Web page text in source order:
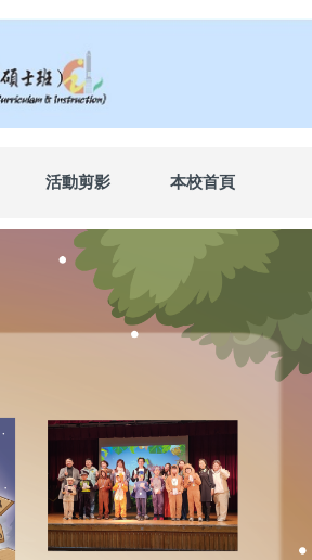
活動剪影 本校首頁